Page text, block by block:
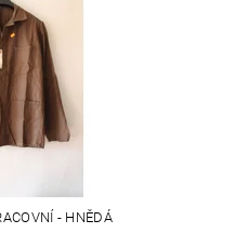
- HNĚDÁ